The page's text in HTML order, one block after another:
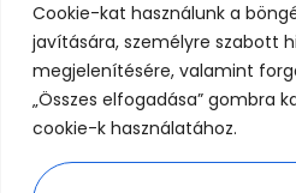
Cookie-kat használunk a
javítására, személyre szabott
megjelenítésére, valamint
„Összes elfogadása” gombra
cookie-k használatához.